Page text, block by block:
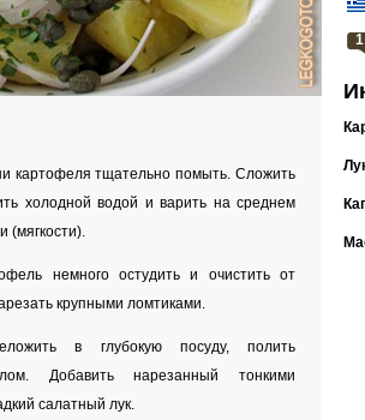
картофеля тщательно помыть. Сложить
холодной водой и варить на среднем
(мягкости).
немного остудить и очистить от
крупными ломтиками.
в глубокую посуду, полить
Добавить нарезанный тонкими
салатный лук.
1